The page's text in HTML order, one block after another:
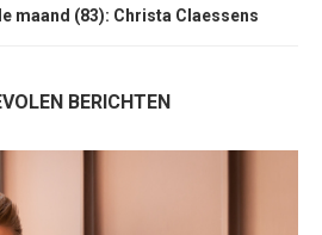
maand (83): Christa Claessens
BERICHTEN